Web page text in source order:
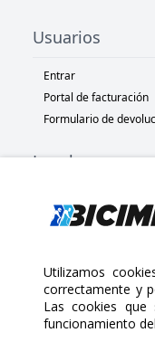
Usuarios
Entrar
Portal de facturación
Formulario de
Legal
Políticas de privacidad
Políticas de devolución
Copyright 2025
Agosto 7, 2026
Utilizamos
correctamente y
Las cookies que
funcionamiento